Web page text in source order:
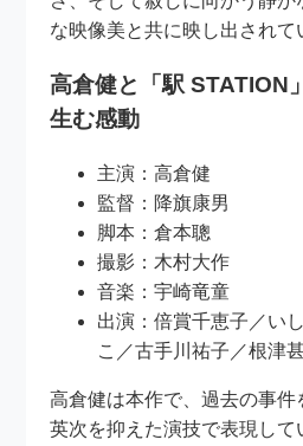
な映像美と共に映し出されて
高倉健と「駅
生む感動
主演：高倉健
監督：降旗康男
脚本：倉本聰
撮影：木村大作
音楽：宇崎竜童
出演：倍賞千恵子／い
こ／古手川祐子／根津
高倉健は本作で、過去の事件
英次を抑えた演技で表現して